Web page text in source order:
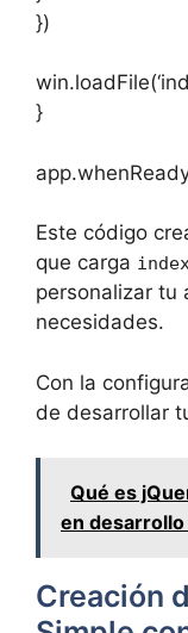
})
}
Este código
que carga
personalizar tu
necesidades.
Con la
de desarrollar
Qué es
en
Creación